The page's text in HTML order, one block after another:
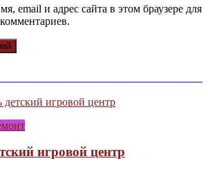
email и адрес сайта в этом браузере для
игровой центр